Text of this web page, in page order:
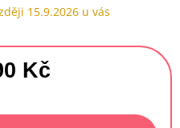
15.9.2026
Kč